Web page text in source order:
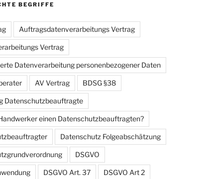
BEGRIFFE
Auftragsdatenverarbeitungs Vertrag
Vertrag
Datenverarbeitung personenbezogener Daten
AV Vertrag BDSG §38
Datenschutzbeauftragte
einen Datenschutzbeauftragten?
Datenschutz Folgeabschätzung
DSGVO
DSGVO Art. 37 DSGVO Art 2